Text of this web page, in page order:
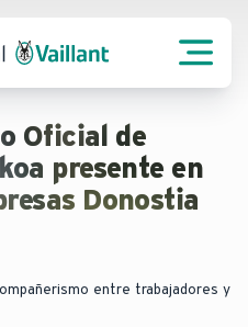
Oficial de
presente en
Donostia
entre trabajadores y